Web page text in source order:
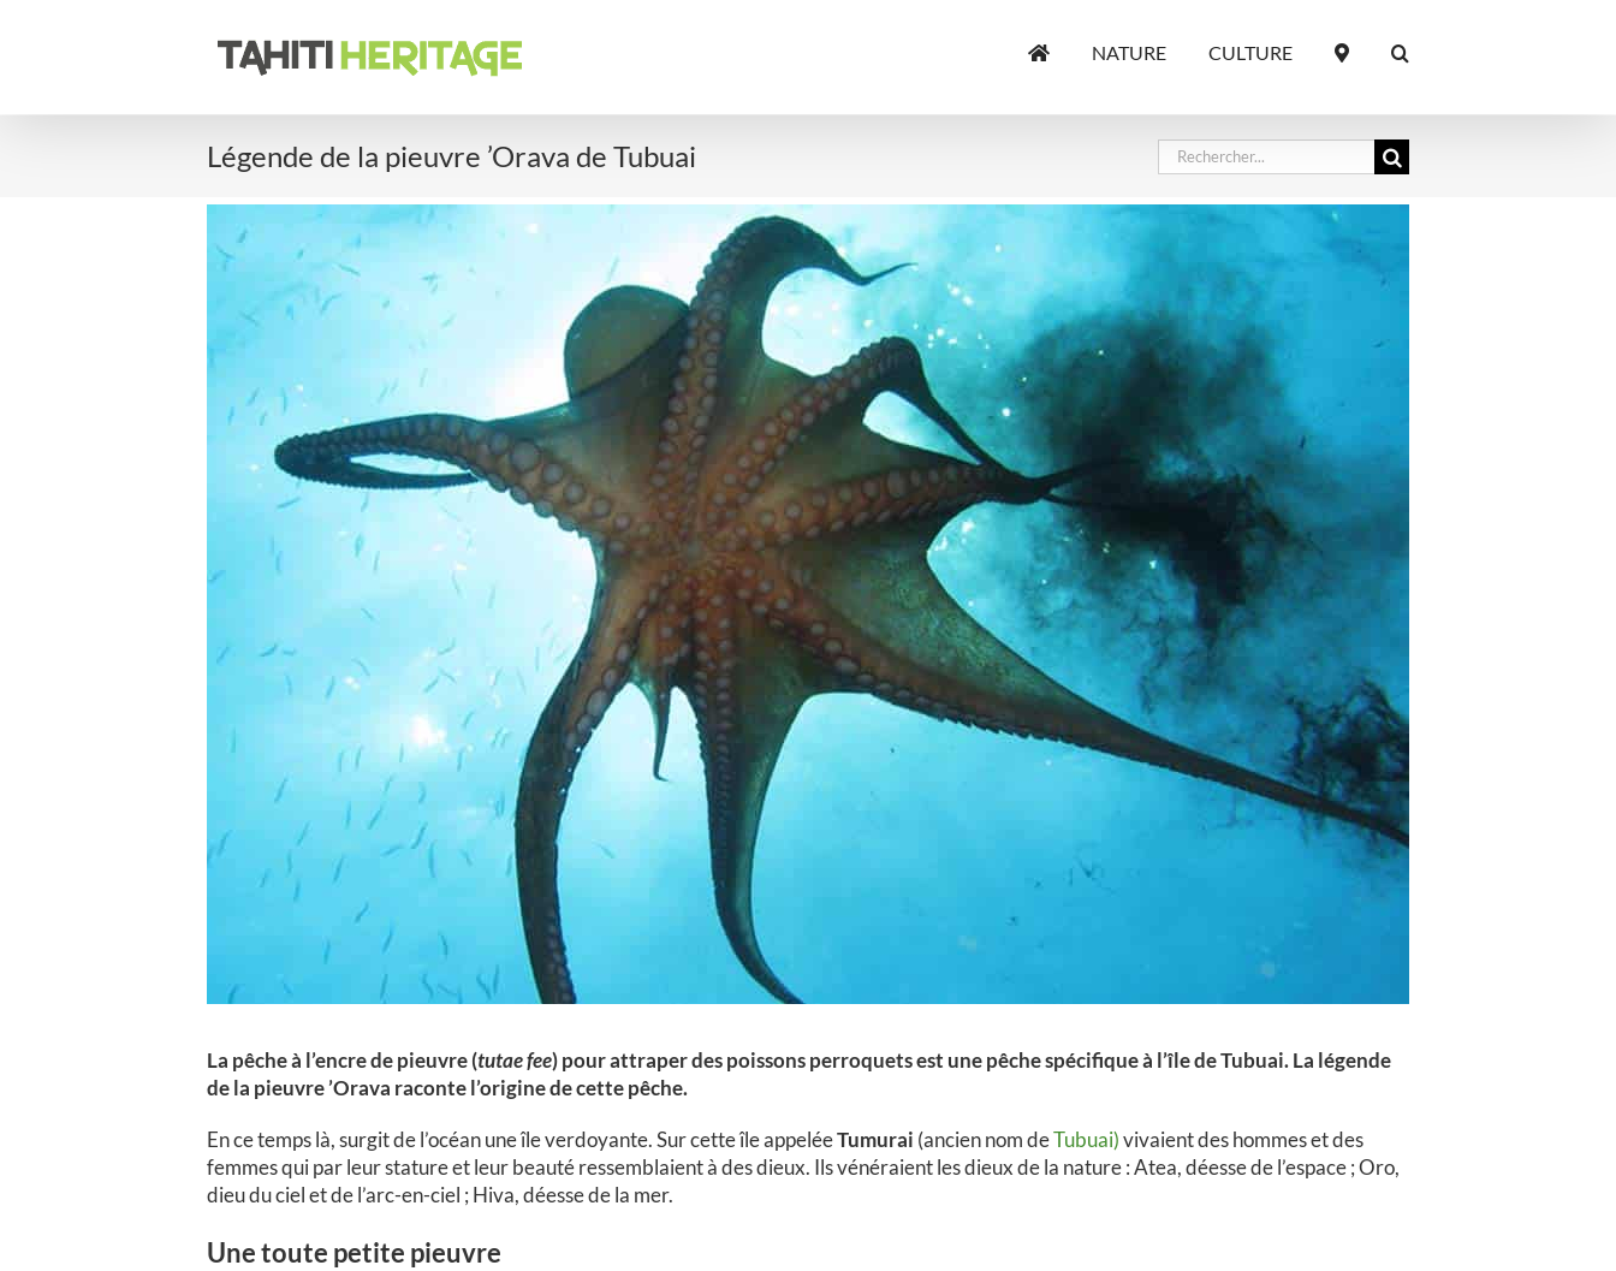
NATURE CULTURE
Légende de la pieuvre ’Orava de Tubuai Rechercher:
La pêche à l’encre de pieuvre (tutae fee) pour attraper des poissons perroquets est une pêche spécifique à l’île de Tubuai. La légende
de la pieuvre ’Orava raconte l’origine de cette pêche.
En ce temps là, surgit de l’océan une île verdoyante. Sur cette île appeléeTumurai (ancien nom deTubuai)vivaient des hommes et des
femmes qui par leur stature et leur beauté ressemblaient à des dieux. Ils vénéraient les dieux de la nature : Atea, déesse de l’espace ; Oro,
dieu du ciel et de l’arc-en-ciel ; Hiva, déesse de la mer.
Une toute petite pieuvre